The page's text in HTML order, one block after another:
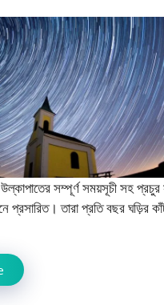
সম্পূর্ণ সময়সূচী সহ
প্রসারিত। তারা প্রতি বছর ঘড়ির